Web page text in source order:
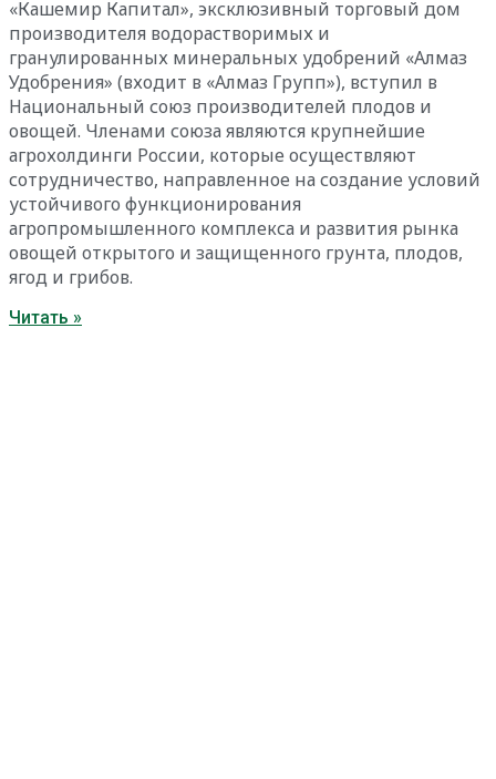
«Кашемир Капитал», эксклюзивный торговый дом
производителя водорастворимых и
гранулированных минеральных удобрений «Алмаз
Удобрения» (входит в «Алмаз Групп»), вступил в
Национальный союз производителей плодов и
овощей. Членами союза являются крупнейшие
агрохолдинги России, которые осуществляют
сотрудничество, направленное на создание условий
устойчивого функционирования
агропромышленного комплекса и развития рынка
овощей открытого и защищенного грунта, плодов,
ягод и грибов.
Читать »